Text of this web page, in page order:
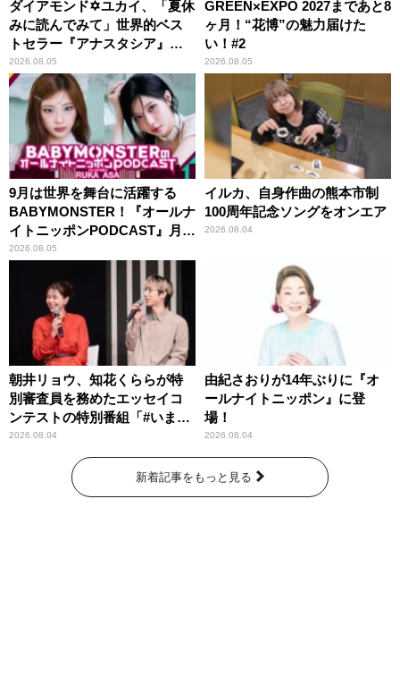
ダイアモンド✡ユカイ、「夏休
みに読んでみて」世界的ベス
トセラー『アナスタシア』を
紹介
2026.08.05
GREEN×EXPO 2027まであと8
ヶ月！“花博”の魅力届けた
い！#2
2026.08.05
9月は世界を舞台に活躍する
BABYMONSTER！『オールナ
イトニッポンPODCAST』月替
わりパーソナリティ
2026.08.05
イルカ、自身作曲の熊本市制
100周年記念ソングをオンエア
2026.08.04
朝井リョウ、知花くららが特
別審査員を務めたエッセイコ
ンテストの特別番組「#いまあ
なたに伝えたいこと」
2026.08.04
由紀さおりが14年ぶりに『オ
ールナイトニッポン』に登
場！
2026.08.04
新着記事をもっと見る